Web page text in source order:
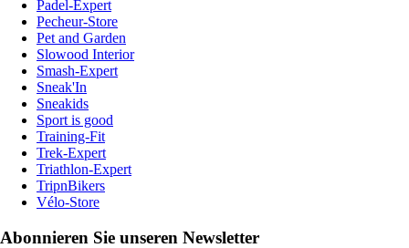
Padel-Expert
Pecheur-Store
Pet and Garden
Slowood Interior
Smash-Expert
Sneak'In
Sneakids
Sport is good
Training-Fit
Trek-Expert
Triathlon-Expert
TripnBikers
Vélo-Store
Abonnieren Sie unseren Newsletter